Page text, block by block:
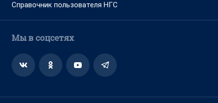
Справочник пользователя НГС
Мы в соцсетях